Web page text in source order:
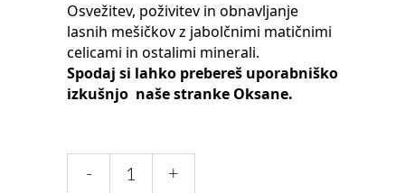
JE
BILA:
€5,75.
JE:
€5,18.
Osvežitev, poživitev in obnavljanje
lasnih mešičkov z jabolčnimi matičnimi
celicami in ostalimi minerali.
Spodaj si lahko prebereš uporabniško
izkušnjo naše stranke Oksane.
BIOGENESI
- +